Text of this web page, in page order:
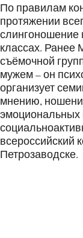
По правилам
протяжении
слингоношение
классах. Ранее
съёмочной
мужем – он
организует
мнению,
эмоциональных
всероссийский
Петрозаводске.